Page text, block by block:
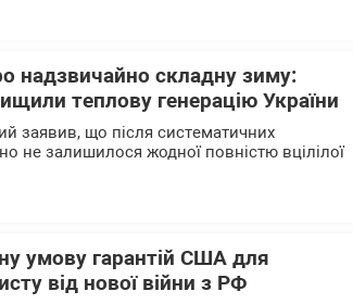
надзвичайно складну зиму:
теплову генерацію України
заявив, що після систематичних
не залишилося жодної повністю вцілілої
умову гарантій США для
від нової війни з РФ